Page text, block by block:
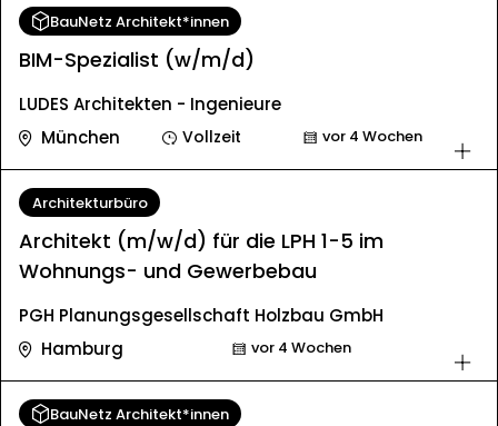
BauNetz Architekt*innen
BIM-Spezialist (w/m/d)
LUDES Architekten - Ingenieure
München
Vollzeit vor 4 Wochen
Architekturbüro
Architekt (m/w/d) für die LPH 1-5 im
Wohnungs- und Gewerbebau
PGH Planungsgesellschaft Holzbau GmbH
Hamburg
vor 4 Wochen
BauNetz Architekt*innen